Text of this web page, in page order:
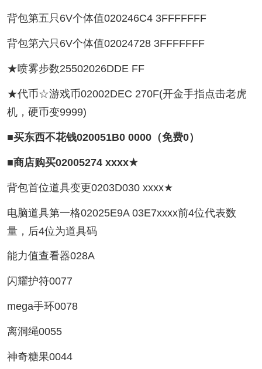
背包第五只6V个体值020246C4 3FFFFFFF
背包第六只6V个体值02024728 3FFFFFFF
★喷雾步数25502026DDE FF
★代币☆游戏币02002DEC 270F(开金手指点击老虎
机，硬币变9999)
■买东西不花钱020051B0 0000（免费0）
■商店购买02005274 xxxx★
背包首位道具变更0203D030 xxxx★
电脑道具第一格02025E9A 03E7xxxx前4位代表数
量，后4位为道具码
能力值查看器028A
闪耀护符0077
mega手环0078
离洞绳0055
神奇糖果0044